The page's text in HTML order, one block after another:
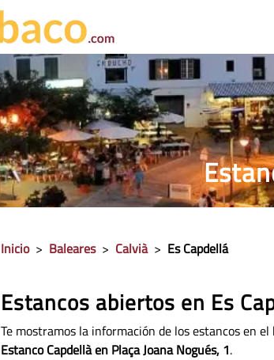
Inicio > Baleares > Calvià > Es Capdellá
Estancos abiertos en Es
Te mostramos la información de los estancos en
Estanco Capdellà en Plaça Joana Nogués, 1.